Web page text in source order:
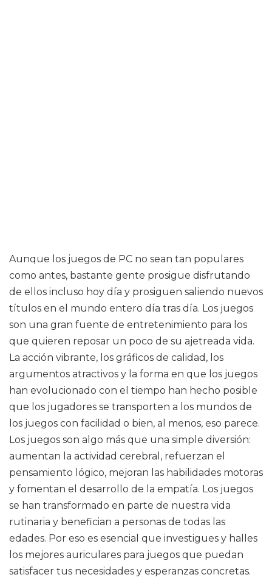
Aunque los juegos de PC no sean tan populares
como antes, bastante gente prosigue disfrutando
de ellos incluso hoy día y prosiguen saliendo nuevos
títulos en el mundo entero día tras día. Los juegos
son una gran fuente de entretenimiento para los
que quieren reposar un poco de su ajetreada vida.
La acción vibrante, los gráficos de calidad, los
argumentos atractivos y la forma en que los juegos
han evolucionado con el tiempo han hecho posible
que los jugadores se transporten a los mundos de
los juegos con facilidad o bien, al menos, eso parece.
Los juegos son algo más que una simple diversión:
aumentan la actividad cerebral, refuerzan el
pensamiento lógico, mejoran las habilidades motoras
y fomentan el desarrollo de la empatía. Los juegos
se han transformado en parte de nuestra vida
rutinaria y benefician a personas de todas las
edades. Por eso es esencial que investigues y halles
los mejores auriculares para juegos que puedan
satisfacer tus necesidades y esperanzas concretas.